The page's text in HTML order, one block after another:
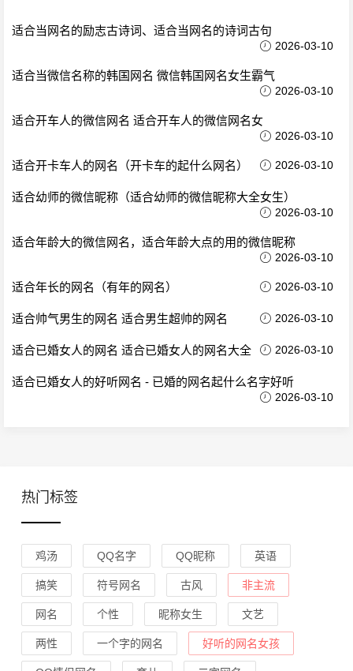
适合当网名的励志古诗词、适合当网名的诗词古句
2026-03-10
适合当微信名称的韩国网名 微信韩国网名女生霸气
2026-03-10
适合开车人的微信网名 适合开车人的微信网名女
2026-03-10
适合开卡车人的网名（开卡车的起什么网名） 2026-03-10
适合幼师的微信昵称（适合幼师的微信昵称大全女生）
2026-03-10
适合年龄大的微信网名，适合年龄大点的用的微信昵称
2026-03-10
适合年长的网名（有年的网名） 2026-03-10
适合帅气男生的网名 适合男生超帅的网名 2026-03-10
适合已婚女人的网名 适合已婚女人的网名大全 2026-03-10
适合已婚女人的好听网名 - 已婚的网名起什么名字好听
2026-03-10
热门标签
鸡汤 QQ名字 QQ昵称 英语
搞笑 符号网名 古风 非主流
网名 个性 昵称女生 文艺
两性 一个字的网名 好听的网名女孩